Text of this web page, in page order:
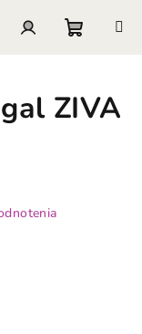
košík
ZIVA